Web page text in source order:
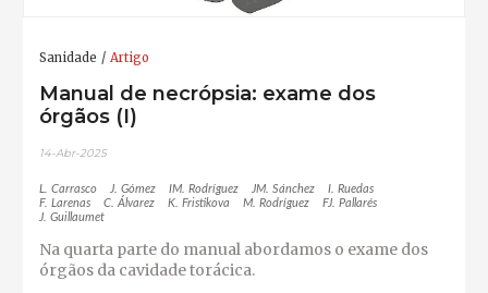
Sanidade Artigo
Manual de necrópsia: exame dos
órgãos (I)
14-Abr-2025
L. Carrasco J. Gómez IM. Rodríguez JM. Sánchez
I. Ruedas
F. Larenas
C. Álvarez K. Fristikova M. Rodríguez
FJ. Pallarés
J. Guillaumet
Na quarta parte do manual abordamos o exame dos
órgãos da cavidade torácica.